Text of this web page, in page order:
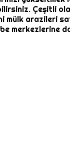
Çeşitli
mülk